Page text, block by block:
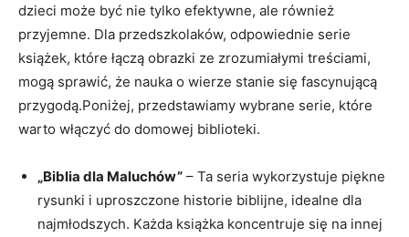
dzieci może być nie tylko efektywne, ale również
przyjemne. Dla przedszkolaków, odpowiednie serie
książek, które łączą obrazki ze zrozumiałymi treściami,
mogą sprawić, że nauka o wierze stanie się fascynującą
przygodą.Poniżej, przedstawiamy wybrane serie, które
warto włączyć do domowej biblioteki.
„Biblia dla Maluchów” – Ta seria wykorzystuje piękne
rysunki i uproszczone historie biblijne, idealne dla
najmłodszych. Każda książka koncentruje się na innej